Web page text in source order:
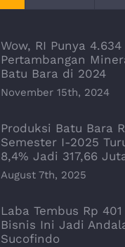
Wow, RI Punya
Pertambangan
Batu Bara di 2024
November 15th, 2024
Produksi Batu Bara
Semester I-2025
8,4% Jadi 317,66
August 7th, 2025
Laba Tembus Rp 401
Bisnis Ini Jadi
Sucofindo